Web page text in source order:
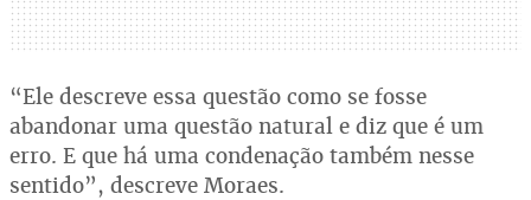
“Ele descreve essa questão como se fosse
abandonar uma questão natural e diz que é um
erro. E que há uma condenação também nesse
sentido”, descreve Moraes.